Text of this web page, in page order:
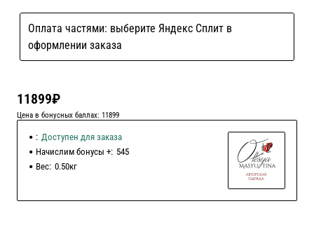
Оплата частями: выберите Яндекс Сплит в
оформлении заказа
11899₽
Цена в бонусных баллах: 11899
: Доступен для заказа
Начислим бонусы +: 545
Вес: 0.50кг